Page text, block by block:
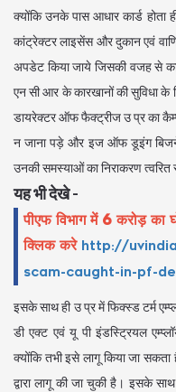
क्योंकि उनके पास आधार कार्ड
कांट्रेक्टर लाइसेंस और दुकान एवं
अपडेट किया जाये जिसकी वजह से
एन सी आर के कारखानों की सुविधा
डायरेक्टर ऑफ फैक्ट्रीज उ प्र का
न जाना पड़े और इज ऑफ डूइंग
उनकी समस्याओं का निराकरण
यह भी देखे -
पीएफ विभाग में 6 करोड़ का
क्लिक करे http://
scam-caught-in-pf-
इसके साथ ही उ प्र में फिक्स्ड टर्म
डी एक्ट एवं यू पी इंडस्ट्रियल
क्योंकि तभी इसे लागू किया जा
द्वारा लागू की जा चुकी है। इसके